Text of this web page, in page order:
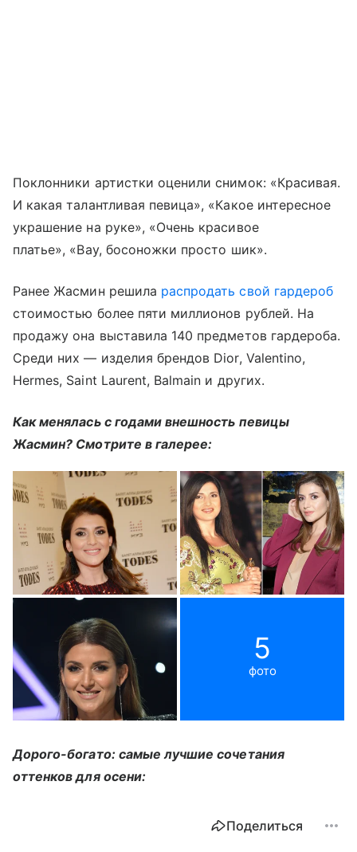
Поклонники артистки оценили снимок: «Красивая.
И какая талантливая певица», «Какое интересное
украшение на руке», «Очень красивое
платье», «Вау, босоножки просто шик».
Ранее Жасмин решила распродать свой гардероб
стоимостью более пяти миллионов рублей. На
продажу она выставила 140 предметов гардероба.
Среди них — изделия брендов Dior, Valentino,
Hermes, Saint Laurent, Balmain и других.
Как менялась с годами внешность певицы
Жасмин? Смотрите в галерее:
5
фото
Дорого-богато: самые лучшие сочетания
оттенков для осени:
Поделиться